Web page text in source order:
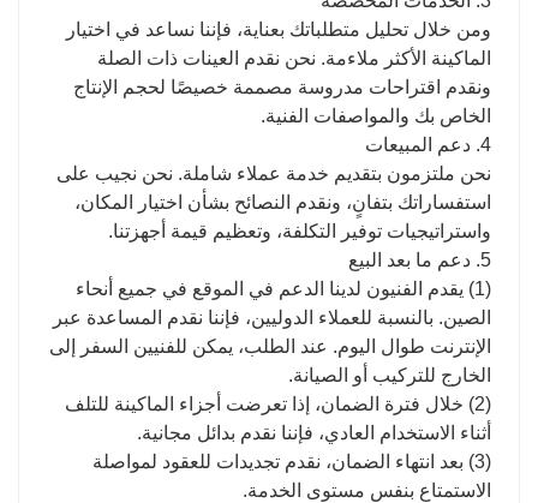
ومن خلال تحليل متطلباتك بعناية، فإننا نساعد في اختيار
الماكينة الأكثر ملاءمة. نحن نقدم العينات ذات الصلة
ونقدم اقتراحات مدروسة مصممة خصيصًا لحجم الإنتاج
الخاص بك والمواصفات الفنية.
4. دعم المبيعات
نحن ملتزمون بتقديم خدمة عملاء شاملة. نحن نجيب على
استفساراتك بتفانٍ، ونقدم النصائح بشأن اختيار المكان،
واستراتيجيات توفير التكلفة، وتعظيم قيمة أجهزتنا.
5. دعم ما بعد البيع
(1) يقدم الفنيون لدينا الدعم في الموقع في جميع أنحاء
الصين. بالنسبة للعملاء الدوليين، فإننا نقدم المساعدة عبر
الإنترنت طوال اليوم. عند الطلب، يمكن للفنيين السفر إلى
الخارج للتركيب أو الصيانة.
(2) خلال فترة الضمان، إذا تعرضت أجزاء الماكينة للتلف
أثناء الاستخدام العادي، فإننا نقدم بدائل مجانية.
(3) بعد انتهاء الضمان، نقدم تجديدات للعقود لمواصلة
الاستمتاع بنفس مستوى الخدمة.